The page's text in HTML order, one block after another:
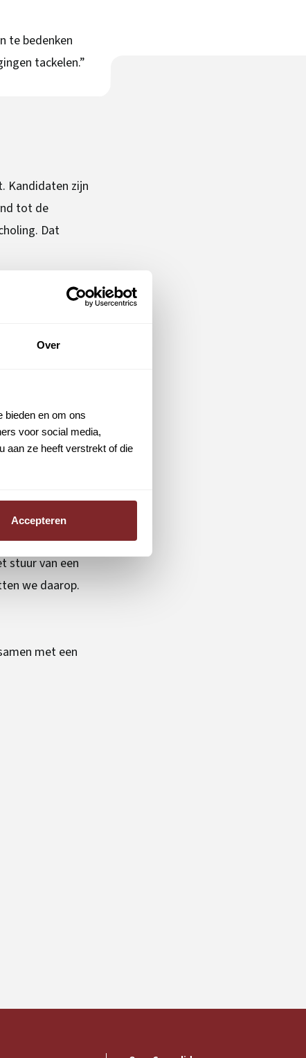
Over
bieden en om ons
voor social media,
aan ze heeft verstrekt of die
Accepteren
te bedenken
tackelen.”
Kandidaten zijn
tot de
Dat
“In het
We
schaars en
ouderen. Met
Ze
om
zien vaak
zo
stuur van een
we daarop.
met een